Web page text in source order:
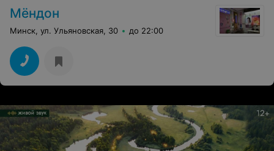
Мёндон
Минск, ул. Ульяновская, 30 до 22:00